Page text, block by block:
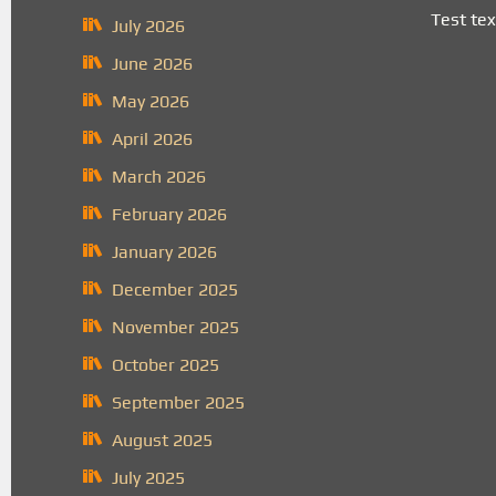
July 2026
June 2026
May 2026
April 2026
March 2026
February 2026
January 2026
December 2025
November 2025
October 2025
September 2025
August 2025
July 2025
Test